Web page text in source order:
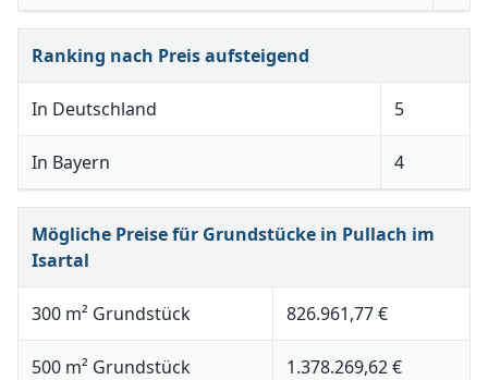
Ranking nach Preis aufsteigend
In Deutschland 5
In Bayern 4
Mögliche Preise für Grundstücke in Pullach im
Isartal
300 m² Grundstück 826.961,77 €
500 m² Grundstück 1.378.269,62 €